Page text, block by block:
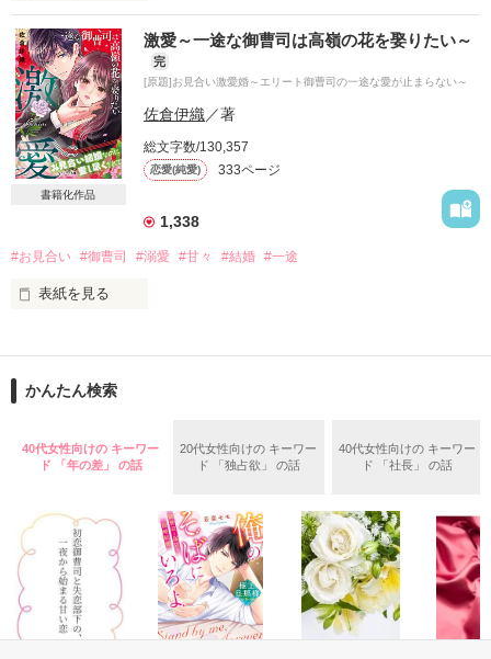
2019.9.9　完結公開
レビューありがとうございます(*^^*)
后令寺翔妃様
ukoco様
いつか、いつか伝えないとは思っていました。
なにかを望むつもりは一切ないけれど
この子のためにもせめて存在は知っておいてもらえたら。
ところが行動に移す前に彼が現れて――。
「結婚しよう」
「お断りします」
「……答えるのが早すぎないか？」
もうあなたのことは諦めたんです。今更です。
めちゃくちゃです。なにもかも全部。
うまくいくはずなんてない。
私は身をもってよく知っているんです。
『断言します。あなた、絶対後悔しますよ！』
2021.3.13　公開＆完結
さとみっちさん　レビューありがとうございます！
作品を読む
書籍化作品
激愛～一途な御曹司は高嶺の花を娶りたい～
完
[原題]お見合い激愛婚～エリート御曹司の一途な愛が止まらない～
佐倉伊織／著
総文字数/130,357
恋愛(純愛) 333ページ
1,338
#お見合い #御曹司 #溺愛 #甘々 #結婚 #一途
表紙を見る
窮地を救ってくれたあの人でした。
グイグイ迫られて
大企業の御曹司だと知り、尻込みするけれど……。
彼の熱い想いにほだされて
甘い新婚生活が始まりました。
かんたん検索
40代女性向けの キーワー
ド 「年の差」 の話
20代女性向けの キーワー
ド 「独占欲」 の話
40代女性向けの キーワー
ド 「社長」 の話